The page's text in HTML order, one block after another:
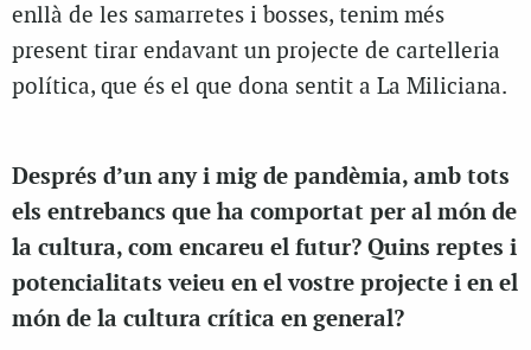
enllà de les samarretes i bosses, tenim més
present tirar endavant un projecte de cartelleria
política, que és el que dona sentit a La Miliciana.
Després d’un any i mig de pandèmia, amb tots
els entrebancs que ha comportat per al món de
la cultura, com encareu el futur? Quins reptes i
potencialitats veieu en el vostre projecte i en el
món de la cultura crítica en general?